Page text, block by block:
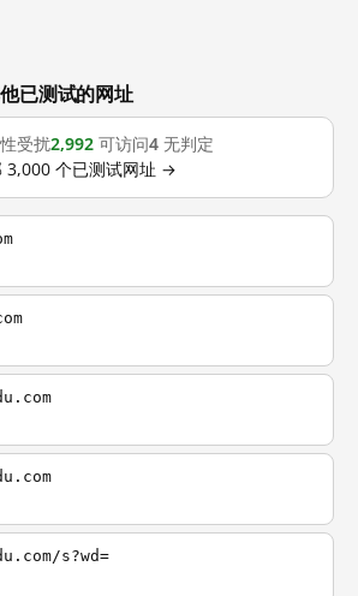
已测试的网址
受扰2,992 可访问4 无判定
个已测试网址 →
s?wd=